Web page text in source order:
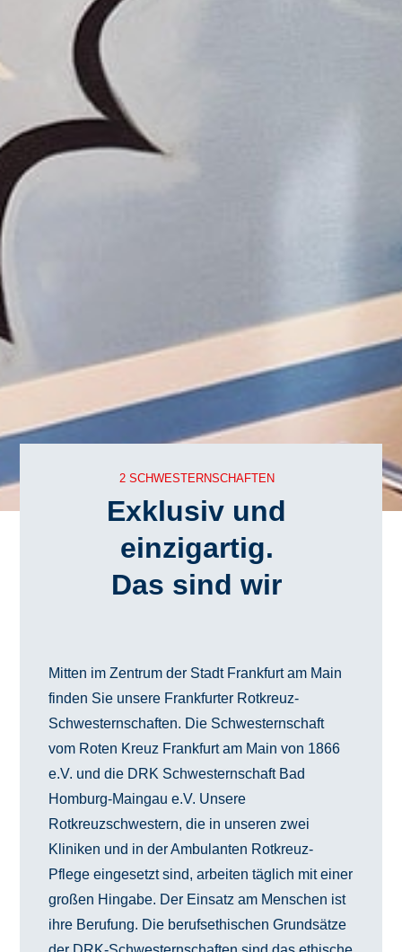
2 SCHWESTERNSCHAFTEN
Exklusiv und
einzigartig.
Das sind wir
Mitten im Zentrum der Stadt Frankfurt am Main
finden Sie unsere Frankfurter Rotkreuz-
Schwesternschaften. Die Schwesternschaft
vom Roten Kreuz Frankfurt am Main von 1866
e.V. und die DRK Schwesternschaft Bad
Homburg-Maingau e.V. Unsere
Rotkreuzschwestern, die in unseren zwei
Kliniken und in der Ambulanten Rotkreuz-
Pflege eingesetzt sind, arbeiten täglich mit einer
großen Hingabe. Der Einsatz am Menschen ist
ihre Berufung. Die berufsethischen Grundsätze